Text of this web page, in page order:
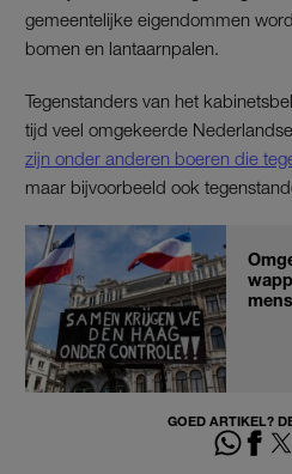
gemeentelijke eigendommen
bomen en lantaarnpalen.
Tegenstanders van het
tijd veel omgekeerde
zijn onder anderen boeren die
maar bijvoorbeeld ook
GOED ARTIKEL?